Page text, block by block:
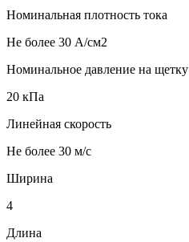
Номинальная плотность тока
Не более 30 А/см2
Номинальное давление на щетку
20 кПа
Линейная скорость
Не более 30 м/с
Ширина
4
Длина